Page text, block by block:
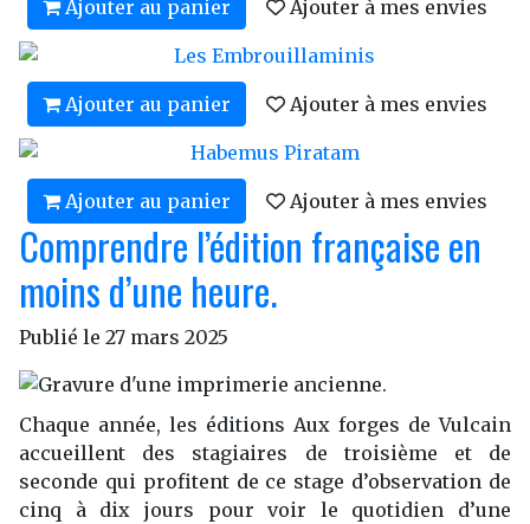
Ajouter au panier Ajouter à mes envies
Ajouter au panier Ajouter à mes envies
Ajouter au panier Ajouter à mes envies
Comprendre l’édition française en
moins d’une heure.
Publié le 27 mars 2025
Chaque année, les éditions Aux forges de Vulcain
accueillent des stagiaires de troisième et de
seconde qui profitent de ce stage d’observation de
cinq à dix jours pour voir le quotidien d’une